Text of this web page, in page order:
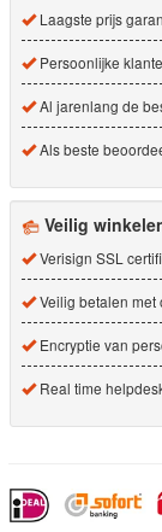
Laagste prijs
Persoonlijke
Al jarenlang de
Als beste
Veilig
Verisign SSL
Veilig betalen met
Encryptie van
Real time